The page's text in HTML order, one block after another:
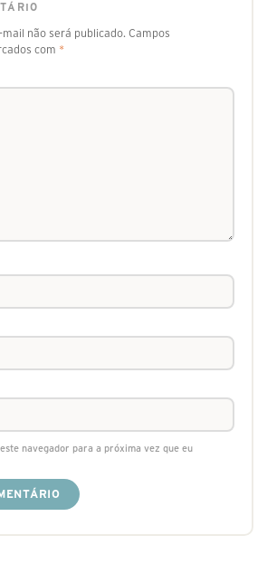
não será publicado. Campos
com *
navegador para a próxima vez que eu